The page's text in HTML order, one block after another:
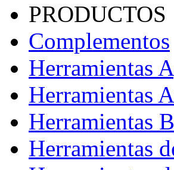
PRODUCTOS
Complementos
Herramientas
Herramientas
Herramientas
Herramientas